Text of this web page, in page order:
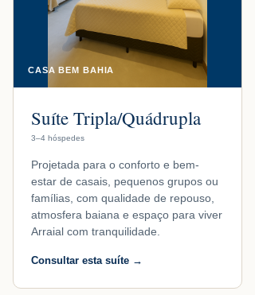
CASA BEM BAHIA
Suíte Tripla/Quádrupla
3–4 hóspedes
Projetada para o conforto e bem-
estar de casais, pequenos grupos ou
famílias, com qualidade de repouso,
atmosfera baiana e espaço para viver
Arraial com tranquilidade.
Consultar esta suíte →